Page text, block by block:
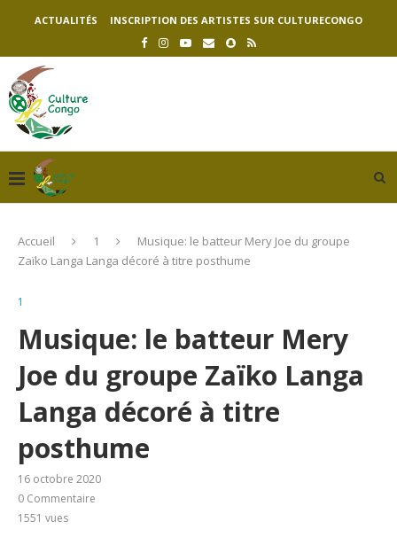
ACTUALITÉS INSCRIPTION DES ARTISTES SUR CULTURECONGO
Accueil 1
Musique: le batteur Mery Joe du groupe
Zaïko Langa Langa décoré à titre posthume
1
Musique: le batteur Mery
Joe du groupe Zaïko Langa
Langa décoré à titre
posthume
16 octobre 2020
0 Commentaire
1551 vues